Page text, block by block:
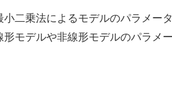
二乗法によるモデルのパラメー
モデルや非線形モデルのパラメ